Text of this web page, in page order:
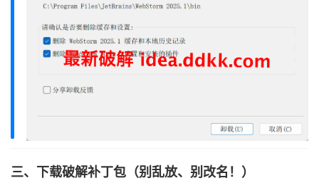
三、下载破解补丁包（别乱放、别改名！）